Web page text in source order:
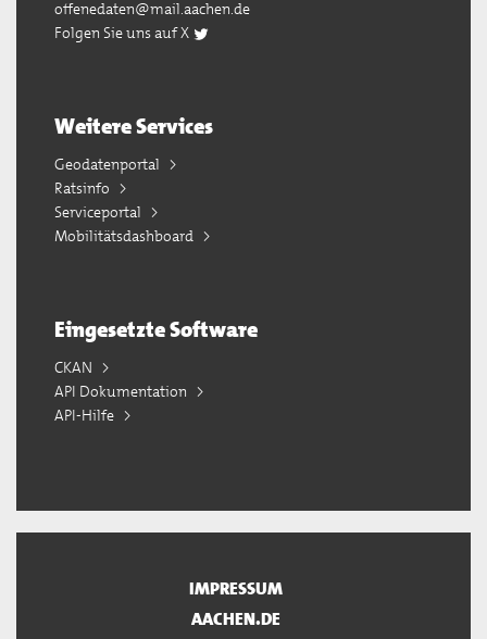
offenedaten@mail.aachen.de
Folgen Sie uns auf X
Weitere Services
Geodatenportal
Ratsinfo
Serviceportal
Mobilitätsdashboard
Eingesetzte Software
CKAN
API Dokumentation
API-Hilfe
IMPRESSUM
AACHEN.DE